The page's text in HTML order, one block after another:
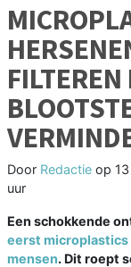
FILTEREN
Door Redactie op
uur
Een schokkende
eerst microplastics
mensen. Dit roept